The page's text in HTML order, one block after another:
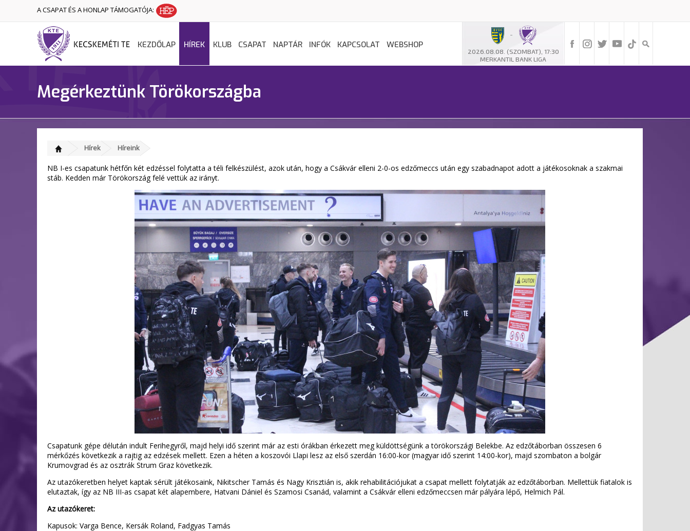
A CSAPAT ÉS A HONLAP TÁMOGATÓJA:
-
2026.08.08. (SZOMBAT), 17:30
MERKANTIL BANK LIGA
KEZDŐLAP HÍREK KLUB CSAPAT NAPTÁR INFÓK KAPCSOLAT WEBSHOP
Megérkeztünk Törökországba
Hírek Híreink
NB I-es csapatunk hétfőn két edzéssel folytatta a téli felkészülést, azok után, hogy a Csákvár elleni 2-0-os edzőmeccs után egy szabadnapot adott a játékosoknak a szakmai
stáb. Kedden már Törökország felé vettük az irányt.
Csapatunk gépe délután indult Ferihegyről, majd helyi idő szerint már az esti órákban érkezett meg küldöttségünk a törökországi Belekbe. Az edzőtáborban összesen 6
mérkőzés következik a rajtig az edzések mellett. Ezen a héten a koszovói Llapi lesz az első szerdán 16:00-kor (magyar idő szerint 14:00-kor), majd szombaton a bolgár
Krumovgrad és az osztrák Strum Graz következik.
Az utazókeretben helyet kaptak sérült játékosaink, Nikitscher Tamás és Nagy Krisztián is, akik rehabilitációjukat a csapat mellett folytatják az edzőtáborban. Mellettük fiatalok is
elutaztak, így az NB III-as csapat két alapembere, Hatvani Dániel és Szamosi Csanád, valamint a Csákvár elleni edzőmeccsen már pályára lépő, Helmich Pál.
Az utazókeret:
Kapusok: Varga Bence, Kersák Roland, Fadgyas Tamás